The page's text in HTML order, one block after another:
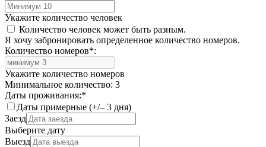
Укажите количество человек
Количество человек может быть разным.
Я хочу забронировать определенное количество номеров.
Количество номеров*:
Укажите количество номеров
Минимальное количество: 3
Даты проживания:*
Даты примерные (+/– 3 дня)
Заезд
Выберите дату
Выезд